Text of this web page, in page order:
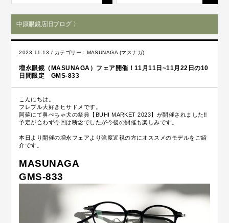
中原眼鏡店旧ブログ 〉
2023.11.13 / カテゴリー： MASUNAGA (マスナガ)
増永眼鏡（MASUNAGA）フェア開催！11月11日~11月22日の10
日間限定 GMS-833
こんにちは。
フレブル大好きヒサドメです。
阿蘇にて鼻ぺちゃ犬の祭典【BUHI MARKET 2023】が開催されました‼︎
予定が合わず今回は断念でしたが今後の開催も楽しみです。
本日より開催の増永フェアより強度近視の方にオススメのモデルをご紹
介です。
MASUNAGA
GMS-833